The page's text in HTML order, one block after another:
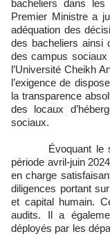
bacheliers dans les
Premier Ministre a
adéquation des
des bacheliers ainsi
des campus sociaux
l’Université Cheikh
l’exigence de
la transparence
des locaux
sociaux.
Évoquant le
période avril-juin
en charge
diligences portant
et capital humain.
audits. Il a
déployés par les